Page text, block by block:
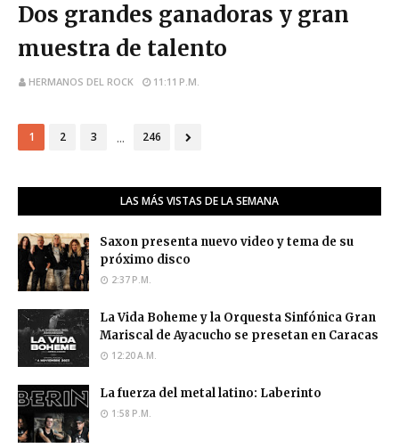
Dos grandes ganadoras y gran
muestra de talento
HERMANOS DEL ROCK 11:11 P.M.
1 2 3 ... 246
LAS MÁS VISTAS DE LA SEMANA
Saxon presenta nuevo video y tema de su
próximo disco
2:37 P.M.
La Vida Boheme y la Orquesta Sinfónica Gran
Mariscal de Ayacucho se presetan en Caracas
12:20 A.M.
La fuerza del metal latino: Laberinto
1:58 P.M.